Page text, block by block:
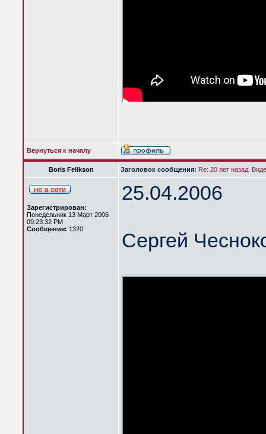
Вернуться к началу
Boris Felikson Заголовок сообщения: Re: 20 лет назад.
Зарегистрирован:
Понедельник 13 Март 2006
09:23:32 PM
Сообщения: 1320
25.04.2006
Сергей